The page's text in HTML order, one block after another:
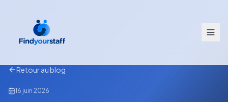
Retour au blog
16 juin 2026